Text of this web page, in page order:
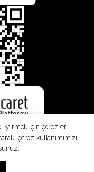
için çerezleri
çerez kullanımımızı